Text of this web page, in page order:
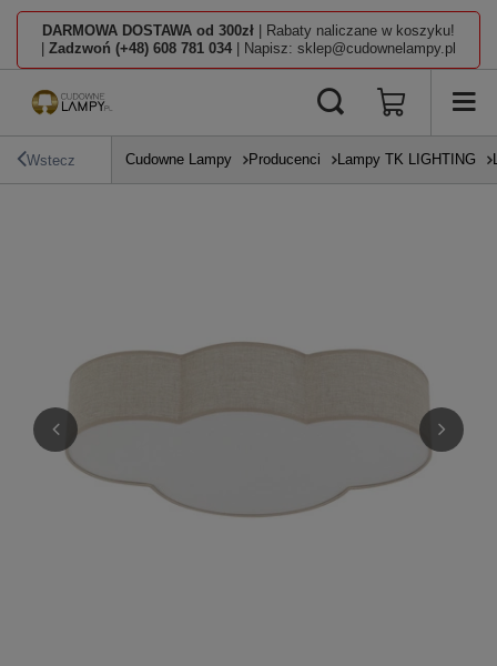
DARMOWA DOSTAWA od 300zł | Rabaty naliczane w koszyku!
Zadzwoń (+48) 608 781 034 | Napisz: sklep@cudownelampy.pl
Wstecz Cudowne Lampy Producenci Lampy TK LIGHTING